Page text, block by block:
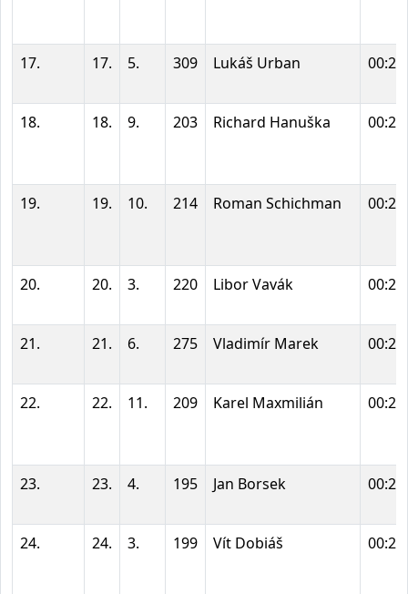
17. 17. 5. 309 Lukáš Urban
18. 18. 9. 203 Richard Hanuška
19. 19. 10. 214 Roman Schichman
20. 20. 3. 220 Libor Vavák
21. 21. 6. 275 Vladimír Marek
22. 22. 11. 209 Karel Maxmilián
23. 23. 4. 195 Jan Borsek
24. 24. 3. 199 Vít Dobiáš